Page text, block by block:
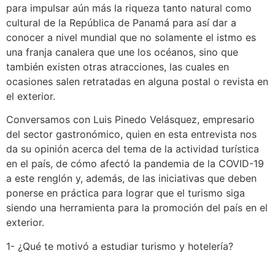
para impulsar aún más la riqueza tanto natural como
cultural de la República de Panamá para así dar a
conocer a nivel mundial que no solamente el istmo es
una franja canalera que une los océanos, sino que
también existen otras atracciones, las cuales en
ocasiones salen retratadas en alguna postal o revista en
el exterior.
Conversamos con Luis Pinedo Velásquez, empresario
del sector gastronómico, quien en esta entrevista nos
da su opinión acerca del tema de la actividad turística
en el país, de cómo afectó la pandemia de la COVID-19
a este renglón y, además, de las iniciativas que deben
ponerse en práctica para lograr que el turismo siga
siendo una herramienta para la promoción del país en el
exterior.
1- ¿Qué te motivó a estudiar turismo y hotelería?